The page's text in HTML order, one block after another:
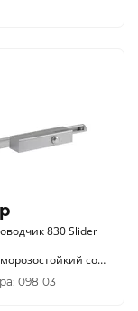
830 Slider
со
тягой(10)
098103